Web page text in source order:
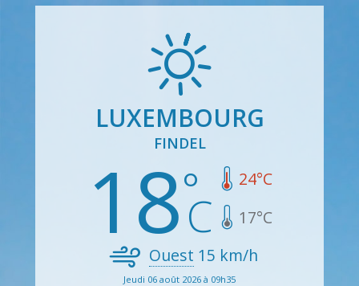
LUXEMBOURG
FINDEL
18 24°C
17°C
Ouest 15 km/h
Jeudi 06 août 2026 à 09h35